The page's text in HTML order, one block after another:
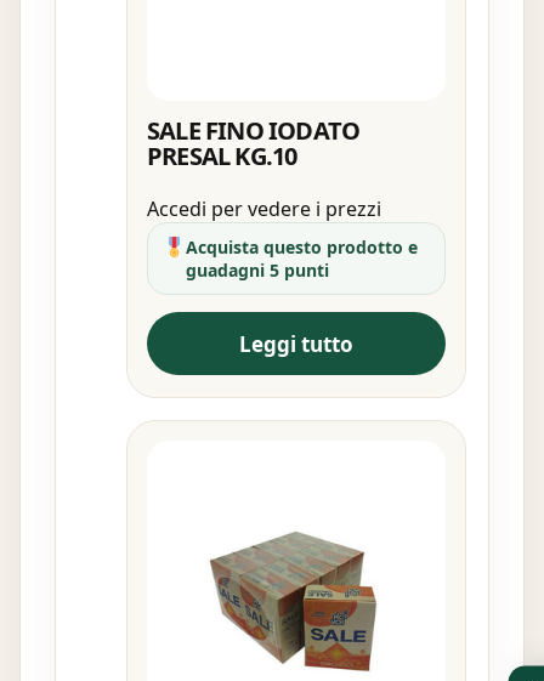
SALE FINO IODATO
PRESAL KG.10
Accedi per vedere i prezzi
Acquista questo prodotto e
guadagni 5 punti
Leggi tutto